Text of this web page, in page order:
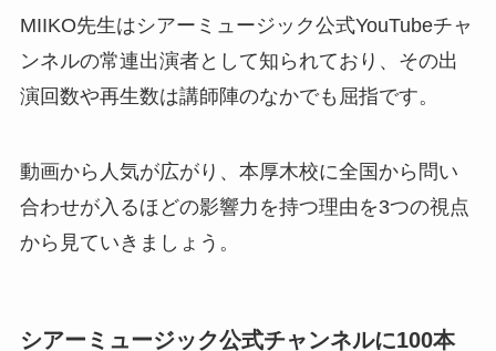
MIIKO先生はシアーミュージック公式YouTubeチャ
ンネルの常連出演者として知られており、その出
演回数や再生数は講師陣のなかでも屈指です。
動画から人気が広がり、本厚木校に全国から問い
合わせが入るほどの影響力を持つ理由を3つの視点
から見ていきましょう。
シアーミュージック公式チャンネルに100本